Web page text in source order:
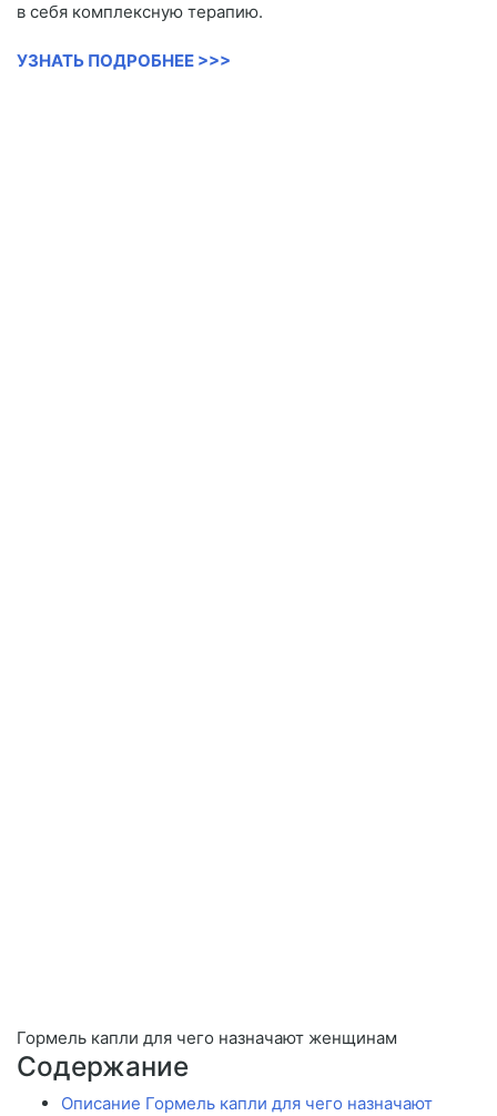
в себя комплексную терапию.
УЗНАТЬ ПОДРОБНЕЕ >>>
Гормель капли для чего назначают женщинам
Содержание
Описание Гормель капли для чего назначают